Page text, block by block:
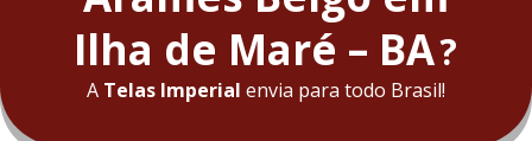
Ilha de Maré – BA?
A Telas Imperial envia para todo Brasil!